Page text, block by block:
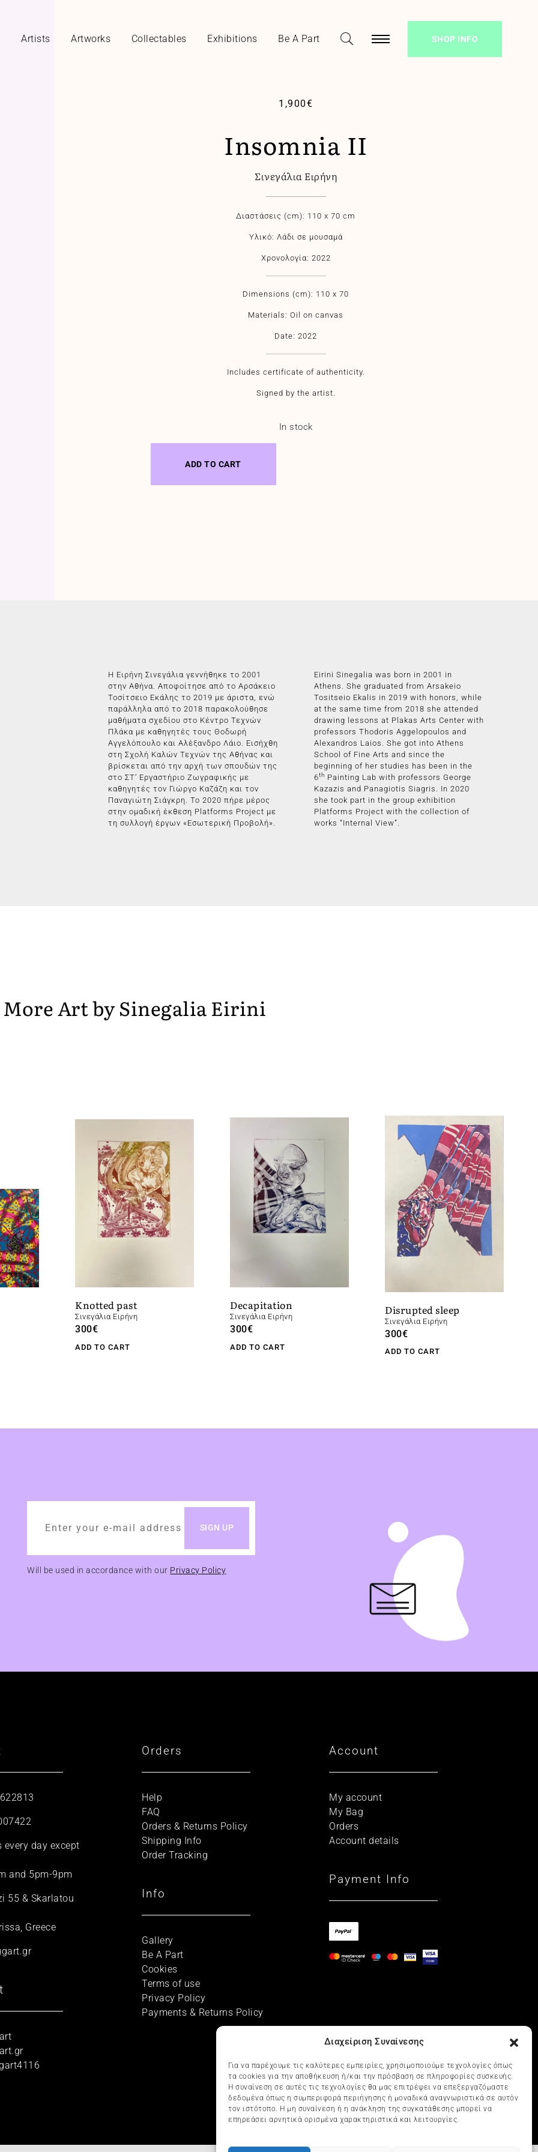
Διαχείριση Συναίνεσης
Για να παρέχουμε τις καλύτερες εμπειρίες, χρησιμοποιούμε τεχνολογίες όπως
τα cookies για την αποθήκευση ή/και την πρόσβαση σε πληροφορίες συσκευής.
Η συναίνεση σε αυτές τις τεχνολογίες θα μας επιτρέψει να επεξεργαζόμαστε
δεδομένα όπως η συμπεριφορά περιήγησης ή μοναδικά αναγνωριστικά σε αυτόν
τον ιστότοπο. Η μη συναίνεση ή η ανάκληση της συγκατάθεσης μπορεί να
επηρεάσει αρνητικά ορισμένα χαρακτηριστικά και λειτουργίες.
Artists Artworks Collectables Exhibitions Be A Part SHOP INFO
1,900€
Insomnia II
Σινεγάλια Ειρήνη
Διαστάσεις (cm): 110 x 70 cm
Υλικό: Λάδι σε μουσαμά
Χρονολογία: 2022
Dimensions (cm): 110 x 70
Materials: Oil on canvas
Date: 2022
Ιncludes certificate of authenticity.
Signed by the artist.
In stock
ADD TO CART
Η Ειρήνη Σινεγάλια γεννήθηκε το 2001
στην Αθήνα. Αποφοίτησε από το Αρσάκειο
Τοσίτσειο Εκάλης το 2019 με άριστα, ενώ
παράλληλα από το 2018 παρακολούθησε
μαθήματα σχεδίου στο Κέντρο Τεχνών
Πλάκα με καθηγητές τους Θοδωρή
Αγγελόπουλο και Αλέξανδρο Λάιο. Εισήχθη
στη Σχολή Καλών Τεχνών της Αθήνας και
βρίσκεται από την αρχή των σπουδών της
στο ΣΤ’ Εργαστήριο Ζωγραφικής με
καθηγητές τον Γιώργο Καζάζη και τον
Παναγιώτη Σιάγκρη. Το 2020 πήρε μέρος
στην ομαδική έκθεση Platforms Project με
τη συλλογή έργων «Εσωτερική Προβολή».
Eirini Sinegalia was born in 2001 in
Athens. She graduated from Arsakeio
Tositseio Ekalis in 2019 with honors, while
at the same time from 2018 she attended
drawing lessons at Plakas Arts Center with
professors Thodoris Aggelopoulos and
Alexandros Laios. She got into Athens
School of Fine Arts and since the
beginning of her studies has been in the
6th Painting Lab with professors George
Kazazis and Panagiotis Siagris. In 2020
she took part in the group exhibition
Platforms Project with the collection of
works “Internal View”.
More Art bySinegalia Eirini
Knotted past
Σινεγάλια Ειρήνη
300€
ADD TO CART
Decapitation
Σινεγάλια Ειρήνη
300€
ADD TO CART
Disrupted sleep
Σινεγάλια Ειρήνη
300€
ADD TO CART
Will be used in accordance with our Privacy Policy
every day except
and 5pm-9pm
55 & Skarlatou
Greece
Orders
Help
FAQ
Orders & Returns Policy
Shipping Info
Order Tracking
Info
Gallery
Be A Part
Cookies
Terms of use
Privacy Policy
Payments & Returns Policy
Account
My account
My Bag
Orders
Account details
Payment Info